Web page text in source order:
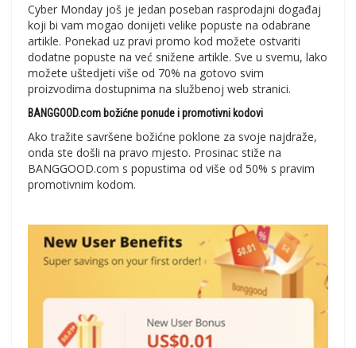
Cyber ​​Monday još je jedan poseban rasprodajni događaj
koji bi vam mogao donijeti velike popuste na odabrane
artikle. Ponekad uz pravi promo kod možete ostvariti
dodatne popuste na već snižene artikle. Sve u svemu, lako
možete uštedjeti više od 70% na gotovo svim
proizvodima dostupnima na službenoj web stranici.
BANGGOOD.com božićne ponude i promotivni kodovi
Ako tražite savršene božićne poklone za svoje najdraže,
onda ste došli na pravo mjesto. Prosinac stiže na
BANGGOOD.com s popustima od više od 50% s pravim
promotivnim kodom.